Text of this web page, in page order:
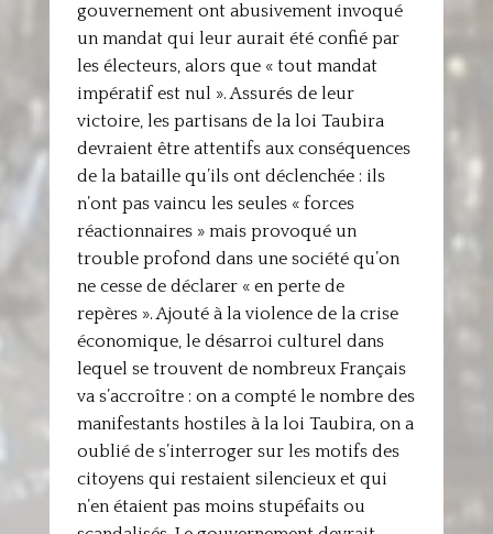
gouvernement ont abusivement invoqué
un mandat qui leur aurait été confié par
les électeurs, alors que « tout mandat
impératif est nul ». Assurés de leur
victoire, les partisans de la loi Taubira
devraient être attentifs aux conséquences
de la bataille qu’ils ont déclenchée : ils
n’ont pas vaincu les seules « forces
réactionnaires » mais provoqué un
trouble profond dans une société qu’on
ne cesse de déclarer « en perte de
repères ». Ajouté à la violence de la crise
économique, le désarroi culturel dans
lequel se trouvent de nombreux Français
va s’accroître : on a compté le nombre des
manifestants hostiles à la loi Taubira, on a
oublié de s’interroger sur les motifs des
citoyens qui restaient silencieux et qui
n’en étaient pas moins stupéfaits ou